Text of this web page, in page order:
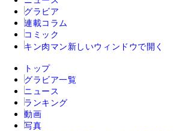
グラビア
連載コラム
コミック
キン肉マン 新しいウィンドウで開く
トップ
グラビア一覧
ニュース
ランキング
動画
写真